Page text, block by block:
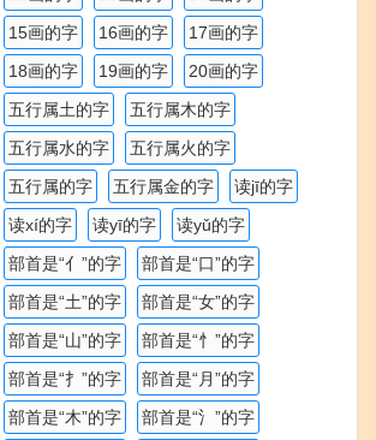
15画的字
16画的字
17画的字
18画的字
19画的字
20画的字
五行属土的字
五行属木的字
五行属水的字
五行属火的字
五行属的字
五行属金的字
读jī的字
读xí的字
读yī的字
读yǔ的字
部首是“亻”的字
部首是“口”的字
部首是“土”的字
部首是“女”的字
部首是“山”的字
部首是“忄”的字
部首是“扌”的字
部首是“月”的字
部首是“木”的字
部首是“氵”的字